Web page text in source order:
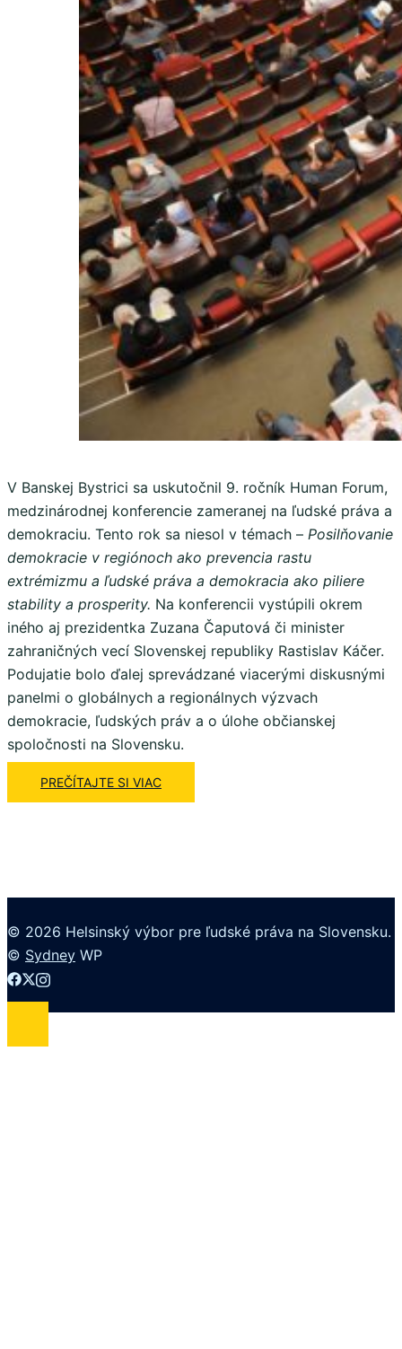
V Banskej Bystrici sa uskutočnil 9. ročník Human Forum,
medzinárodnej konferencie zameranej na ľudské práva a
demokraciu. Tento rok sa niesol v témach – Posilňovanie
demokracie v regiónoch ako prevencia rastu
extrémizmu a ľudské práva a demokracia ako piliere
stability a prosperity. Na konferencii vystúpili okrem
iného aj prezidentka Zuzana Čaputová či minister
zahraničných vecí Slovenskej republiky Rastislav Káčer.
Podujatie bolo ďalej sprevádzané viacerými diskusnými
panelmi o globálnych a regionálnych výzvach
demokracie, ľudských práv a o úlohe občianskej
spoločnosti na Slovensku.
PREČÍTAJTE SI VIAC
© 2026 Helsinský výbor pre ľudské práva na Slovensku.
© Sydney WP